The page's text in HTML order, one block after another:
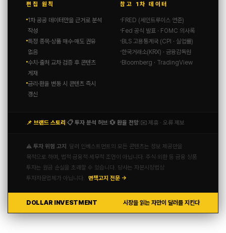
편집 원칙
1차 공공 데이터만을 근거로 분석
작성
특정 종목·상품 매수·매도 권유
없음
수치·출처 교차 검증 후 콘텐츠
게재
금리·환율 변동 시 콘텐츠 즉시
갱신
참고 1차 데이터
FRED (세인트루이스 연준)
Fed 공식 발표 · FOMC 의사록
BLS 고용통계국 (CPI · 실업률)
한국거래소(KRX) · 금융감독원
Bloomberg · TradingView
📌 브랜드 스토리 📋 투자 분석 허브 💱 환율 전망 ✉️ 제휴 · 오류 제보
⚠️ 투자 위험 고지
달러 인베스트먼트의 모든 콘텐츠는 정보 제공만을
목적으로 하며, 법적·금융적·세무적 조언이 아닙니다. 주식·외환 등 금융 상품
투자는 원금 손실을 초래할 수 있습니다. 당사는 자본시장법상
투자자문업체가 아닙니다. 면책고지 전문 →
DOLLAR INVESTMENT 시장을 읽는 자만이 달러를 지킨다